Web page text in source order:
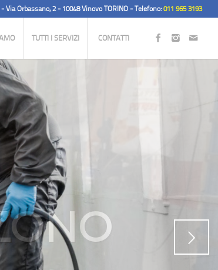
- Via Orbassano, 2 - 10048 Vinovo TORINO - Telefono:011 965 3193
TUTTI I SERVIZI CONTATTI
Posteriore